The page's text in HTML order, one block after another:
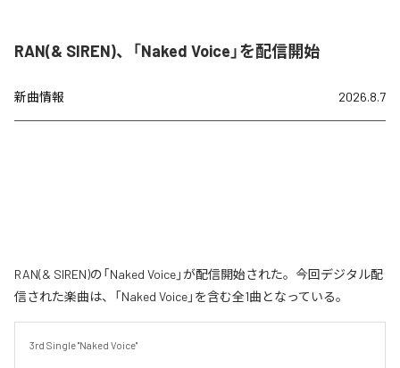
RAN(& SIREN)、「Naked Voice」を配信開始
新曲情報 2026.8.7
RAN(& SIREN)の「Naked Voice」が配信開始された。今回デジタル配
信された楽曲は、「Naked Voice」を含む全1曲となっている。
3rd Single "Naked Voice"